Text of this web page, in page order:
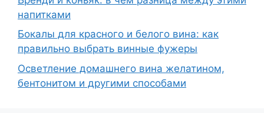
напитками
Бокалы для красного и белого вина: как
правильно выбрать винные фужеры
Осветление домашнего вина желатином,
бентонитом и другими способами